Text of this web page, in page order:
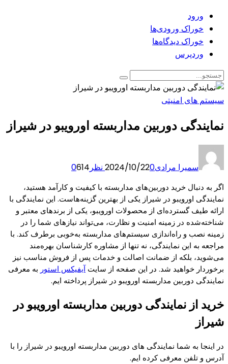
ورود
خوراک ورودی‌ها
خوراک دیدگاه‌ها
وردپرس
سیستم های امنیتی
نمایندگی دوربین مداربسته اورویبو در شیراز
سمیرا مرادی 2024/10/220 نظر 0614
اگر به دنبال خرید دوربین‌های مداربسته با کیفیت و کارآمد هستید،
نمایندگی اورویبو در شیراز یکی از بهترین گزینه‌هاست. این نمایندگی با
ارائه طیف گسترده‌ای از محصولات اورویبو، یکی از برندهای معتبر و
شناخته‌شده در زمینه امنیت و نظارت، می‌تواند نیازهای شما را در
زمینه نصب و راه‌اندازی سیستم‌های مداربسته به‌خوبی برطرف کند. با
مراجعه به این نمایندگی، نه تنها از مشاوره کارشناسان بهره‌مند
می‌شوید، بلکه از ضمانت اصالت و خدمات پس از فروش مناسب نیز
برخوردار خواهید شد. در این صفحه از سایتآیفیکس استور به معرفی
نمایندگی دوربین مداربسته اورویبو در شیراز پرداخته ایم.
خرید از نمایندگی دوربین مداربسته اورویبو در
شیراز
در اینجا به شما نمایندگی های دوربین مداربسته اورویبو در شیراز را با
آدرس و تلفن معرفی کرده ایم.